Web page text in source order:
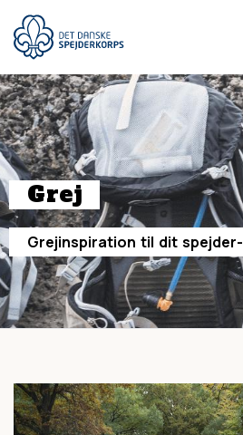
hovedindhold
Grej
Grejinspiration til dit spejder-